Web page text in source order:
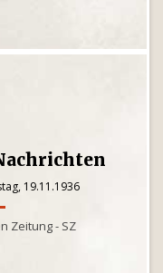
19.11.1936
Zeitung - SZ